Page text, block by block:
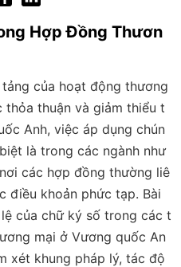
Hợp Đồng Thươn
của hoạt động thương
thỏa thuận và giảm thiểu t
Anh, việc áp dụng chún
là trong các ngành như
các hợp đồng thường liê
điều khoản phức tạp. Bài
của chữ ký số trong các t
mại ở Vương quốc An
xét khung pháp lý, tác độ